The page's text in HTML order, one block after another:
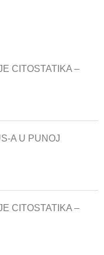
CITOSTATIKA –
A U PUNOJ
CITOSTATIKA –